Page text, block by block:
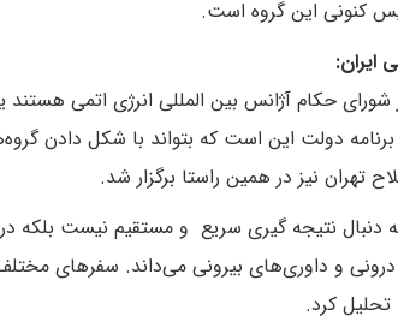
ایران:
از یارگیری می‌کند؛ اعضای گروه 15 یا عضوی از شورای حکام آژانس بین المللی انرژی اتمی
دولت این است که بتواند با شکل دادن
دنبال نتیجه گیری سریع و مستقیم نیست بلکه در
درونی و داوری‌های بیرونی می‌داند. سفرهای
تحلیل کرد.